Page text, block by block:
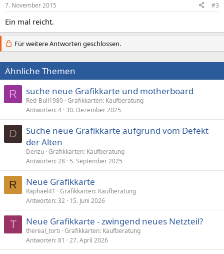
7. November 2015 #3
Ein mal reicht.
Für weitere Antworten geschlossen.
Ähnliche Themen
R suche neue Grafikkarte und motherboard
Red-Bull1980 Grafikkarten: Kaufberatung
Antworten 4 30. Dezember 2025
D
Suche neue Grafikkarte aufgrund vom Defekt
der Alten
Denzu Grafikkarten: Kaufberatung
Antworten 28 5. September 2025
R Neue Grafikkarte
Raphael41
Grafikkarten: Kaufberatung
Antworten 32 15. Juni 2026
T Neue Grafikkarte - zwingend neues Netzteil?
thereal_torti Grafikkarten: Kaufberatung
Antworten 81 27. April 2026